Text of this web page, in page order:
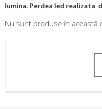
lumina. Perdea led realizata
Nu sunt produse în această